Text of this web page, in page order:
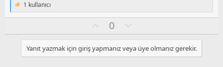
T
e
1 kullanıcı
y
l
a
0
l
u
m
Yanıt yazmak için giriş yapmanız veya üye olmanız gerekir.